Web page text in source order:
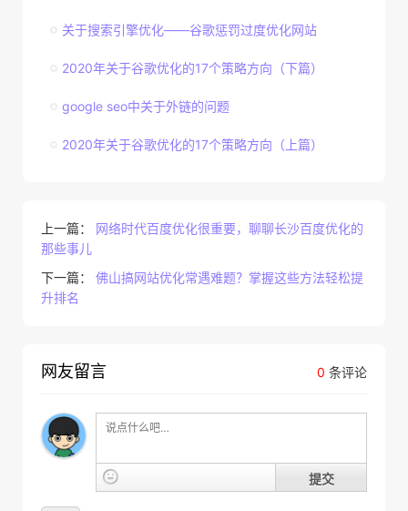
关于搜索引擎优化——谷歌惩罚过度优化网站
2020年关于谷歌优化的17个策略方向（下篇）
google seo中关于外链的问题
2020年关于谷歌优化的17个策略方向（上篇）
上一篇： 网络时代百度优化很重要，聊聊长沙百度优化的
那些事儿
下一篇： 佛山搞网站优化常遇难题？掌握这些方法轻松提
升排名
0 条评论
网友留言
提交